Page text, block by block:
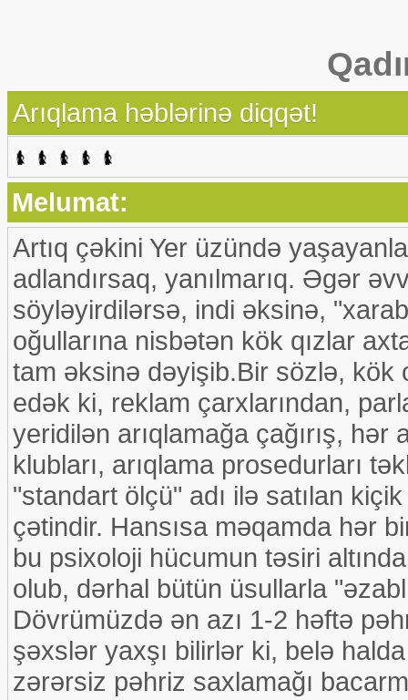
Arıqlama həblərinə diqqət!
Melumat:
Artıq çəkini Yer üzündə
adlandırsaq, yanılmarıq. Əgər
söyləyirdilərsə, indi əksinə,
oğullarına nisbətən kök qızlar
tam əksinə dəyişib.Bir sözlə, kök
edək ki, reklam çarxlarından,
yeridilən arıqlamağa çağırış, hər
klubları, arıqlama prosedurları
"standart ölçü" adı ilə satılan
çətindir. Hansısa məqamda hər
bu psixoloji hücumun təsiri
olub, dərhal bütün üsullarla
Dövrümüzdə ən azı 1-2 həftə
şəxslər yaxşı bilirlər ki, belə
zərərsiz pəhriz saxlamağı